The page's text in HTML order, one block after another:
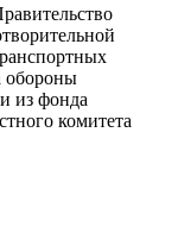
обороны
из фонда
комитета